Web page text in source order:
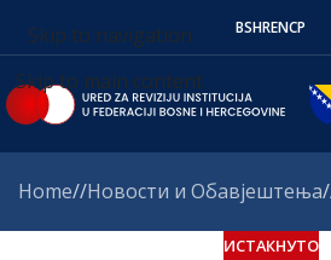
Skip to navigation
Skip to main content
BSHRENСР
Home/ Новости и Обавјештења/
ИСТАКНУТО